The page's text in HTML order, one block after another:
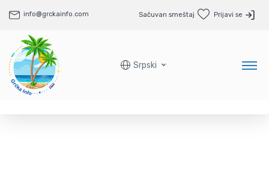
info@grckainfo.com Sačuvan smeštaj Prijavi se
Srpski